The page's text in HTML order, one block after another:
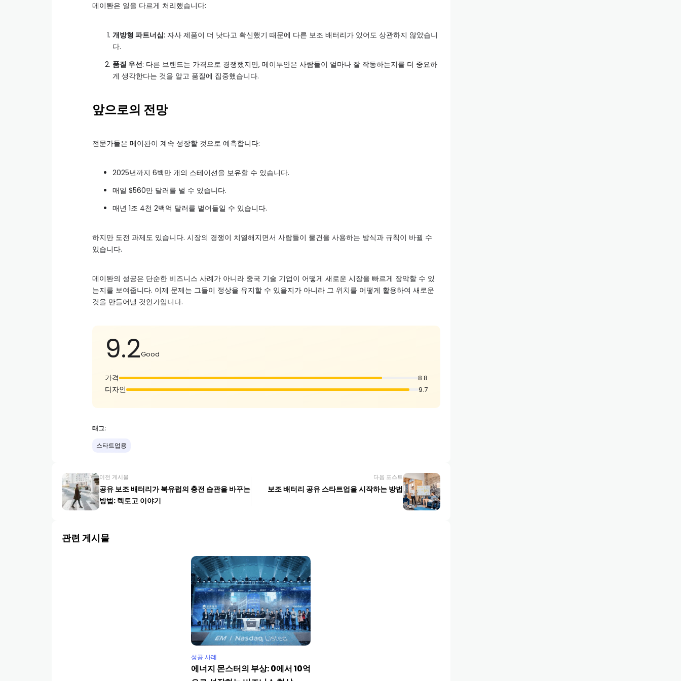
메이퇀은 일을 다르게 처리했습니다:
개방형 파트너십: 자사 제품이 더 낫다고 확신했기 때문에 다른 보조 배터리가 있어도 상관하지 않았습니
다.
품질 우선: 다른 브랜드는 가격으로 경쟁했지만, 메이투안은 사람들이 얼마나 잘 작동하는지를 더 중요하
게 생각한다는 것을 알고 품질에 집중했습니다.
앞으로의 전망
전문가들은 메이퇀이 계속 성장할 것으로 예측합니다:
2025년까지 6백만 개의 스테이션을 보유할 수 있습니다.
매일 $560만 달러를 벌 수 있습니다.
매년 1조 4천 2백억 달러를 벌어들일 수 있습니다.
하지만 도전 과제도 있습니다. 시장의 경쟁이 치열해지면서 사람들이 물건을 사용하는 방식과 규칙이 바뀔 수
있습니다.
메이퇀의 성공은 단순한 비즈니스 사례가 아니라 중국 기술 기업이 어떻게 새로운 시장을 빠르게 장악할 수 있
는지를 보여줍니다. 이제 문제는 그들이 정상을 유지할 수 있을지가 아니라 그 위치를 어떻게 활용하여 새로운
것을 만들어낼 것인가입니다.
9.2Good
가격 8.8
디자인 9.7
태그:
스타트업용
이전 게시물
공유 보조 배터리가 북유럽의 충전 습관을 바꾸는
방법: 렉토고 이야기
다음 포스트
보조 배터리 공유 스타트업을 시작하는 방법
관련 게시물
성공 사례
에너지 몬스터의 부상: 0에서 10억